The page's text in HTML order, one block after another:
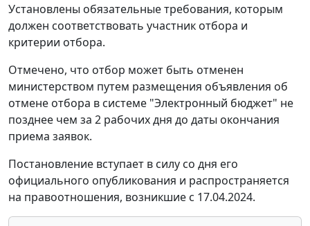
Установлены обязательные требования, которым
должен соответствовать участник отбора и
критерии отбора.
Отмечено, что отбор может быть отменен
министерством путем размещения объявления об
отмене отбора в системе "Электронный бюджет" не
позднее чем за 2 рабочих дня до даты окончания
приема заявок.
Постановление вступает в силу со дня его
официального опубликования и распространяется
на правоотношения, возникшие с 17.04.2024.